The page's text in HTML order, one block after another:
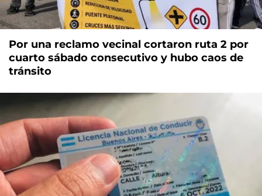
Por una reclamo vecinal cortaron ruta 2 por
cuarto sábado consecutivo y hubo caos de
tránsito